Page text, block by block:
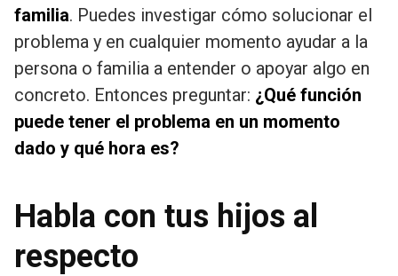
familia. Puedes investigar cómo solucionar el
problema y en cualquier momento ayudar a la
persona o familia a entender o apoyar algo en
concreto. Entonces preguntar: ¿Qué función
puede tener el problema en un momento
dado y qué hora es?
Habla con tus hijos al
respecto